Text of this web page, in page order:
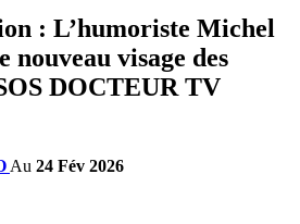
: L’humoriste Michel
nouveau visage des
DOCTEUR TV
Au 24 Fév 2026